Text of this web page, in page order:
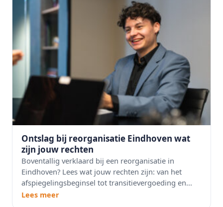
Ontslag bij reorganisatie Eindhoven wat
zijn jouw rechten
Boventallig verklaard bij een reorganisatie in
Eindhoven? Lees wat jouw rechten zijn: van het
afspiegelingsbeginsel tot transitievergoeding en...
Lees meer